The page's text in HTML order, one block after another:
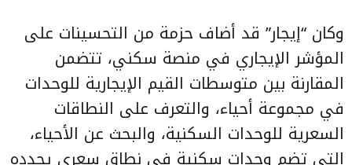
وكان “إيجار” قد أضاف حزمة من التحسينات على
المؤشر الإيجاري في منصة سكني، تتضمن
المقارنة بين متوسطات القيم الإيجارية للوحدات
في مجموعة أحياء، والتعرف على النطاقات
السعرية للوحدات السكنية، والبحث عن الأحياء،
التي تضم وحدات سكنية في نطاق سعري يحدده